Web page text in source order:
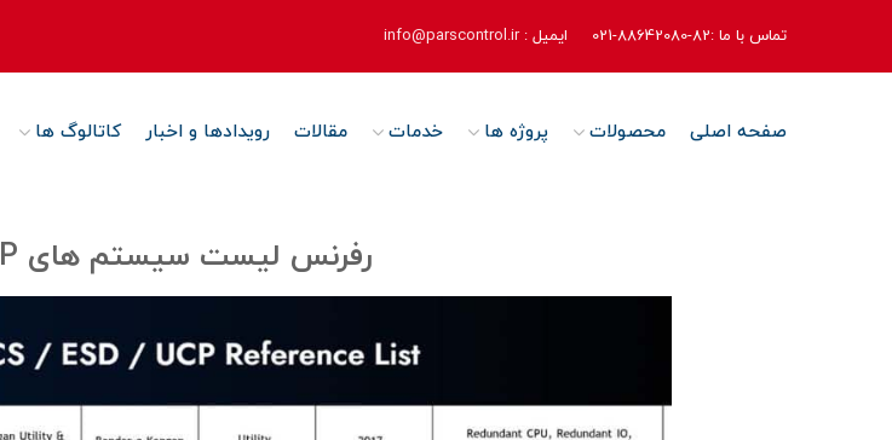
تماس با ما :82-88642080-021 ایمیل : info@parscontrol.ir
صفحه اصلی محصولات پروژه ها خدمات مقالات رویدادها و اخبار کاتالوگ ها
رفرنس لیست سیستم های DCS / ESD / UCP